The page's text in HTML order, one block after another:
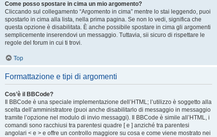
Come posso spostare in cima un mio argomento?
Cliccando sul collegamento “Argomento in cima” mentre lo stai leggendo, puoi
spostarlo in cima alla lista, nella prima pagina. Se non lo vedi, significa che
questa opzione è disabilitata. È anche possibile spostare in cima gli argomenti
semplicemente inserendovi un messaggio. Tuttavia, sii sicuro di rispettare le
regole del forum in cui ti trovi.
Top
Formattazione e tipi di argomenti
Cos’è il BBCode?
Il BBCode è una speciale implementazione dell’HTML; l’utilizzo è soggetto alla
scelta dell’amministratore (puoi anche disabilitarlo di messaggio in messaggio
tramite l’opzione nel modulo di invio messaggi). Il BBCode è simile all’HTML, i
comandi sono racchiusi tra parentesi quadre [ e ] anziché tra parentesi
angolari < e > e offre un controllo maggiore su cosa e come viene mostrato nei